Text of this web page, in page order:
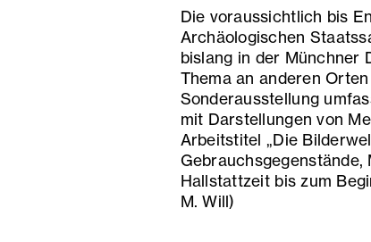
Die voraussichtlich bis
Archäologischen
bislang in der Münchner
Thema an anderen
Sonderausstellung
mit Darstellungen von
Arbeitstitel „Die
Hallstattzeit bis zum
M. Will)